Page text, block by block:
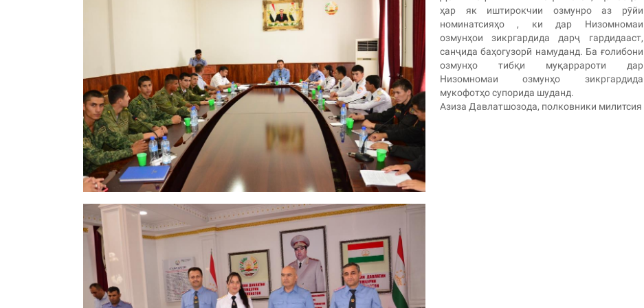
ҳар як иштирокчии озмунро аз рӯйи
номинатсияҳо , ки дар Низомномаи
озмунҳои зикргардида дарҷ гардидааст,
санҷида баҳогузорӣ намуданд. Ба ғолибони
озмунҳо тибқи муқаррароти дар
Низомномаи озмунҳо зикргардида
мукофотҳо супорида шуданд.
Азиза Давлатшозода, полковники милитсия